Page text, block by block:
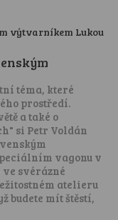
téma, které
prostředí.
a také o
si Petr Voldán
vagonu v
svérázné
atelieru
budete mít štěstí,